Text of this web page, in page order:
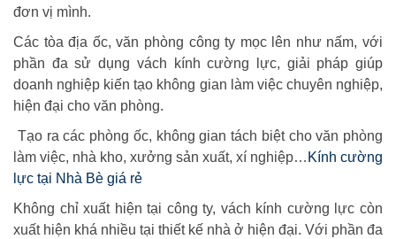
đơn vị mình.
Các tòa địa ốc, văn phòng công ty mọc lên như nấm, với
phần đa sử dụng vách kính cường lực, giải pháp giúp
doanh nghiệp kiến tạo không gian làm việc chuyên nghiệp,
hiện đại cho văn phòng.
Tạo ra các phòng ốc, không gian tách biệt cho văn phòng
làm việc, nhà kho, xưởng sản xuất, xí nghiệp… Kính cường
lực tại Nhà Bè giá rẻ
Không chỉ xuất hiện tại công ty, vách kính cường lực còn
xuất hiện khá nhiều tại thiết kế nhà ở hiện đại. Với phần đa